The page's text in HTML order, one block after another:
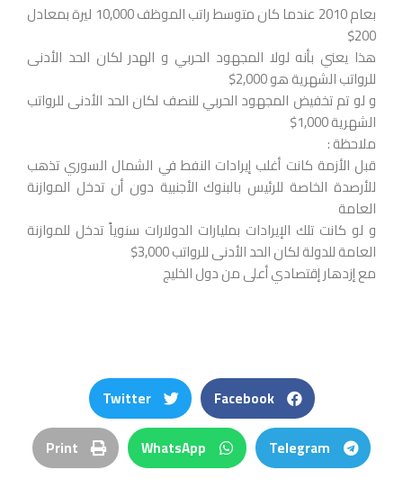
بعام 2010 عندما كان متوسط راتب الموظف 10,000 ليرة بمعادل
200$
هذا يعني بأنه لولا المجهود الحربي و الهدر لكان الحد الأدنى
للرواتب الشهرية هو 2,000$
و لو تم تخفيض المجهود الحربي للنصف لكان الحد الأدنى للرواتب
الشهرية 1,000$
ملاحظة :
قبل الأزمة كانت أغلب إيرادات النفط في الشمال السوري تذهب
للأرصدة الخاصة للرئيس بالبنوك الأجنبية دون أن تدخل الموازنة
العامة
و لو كانت تلك الإيرادات بمليارات الدولارات سنوياً تدخل للموازنة
العامة للدولة لكان الحد الأدنى للرواتب 3,000$
مع إزدهار إقتصادي أعلى من دول الخليج
Facebook
Twitter
Telegram
WhatsApp
Print